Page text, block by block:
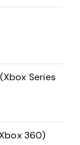
Series
360)